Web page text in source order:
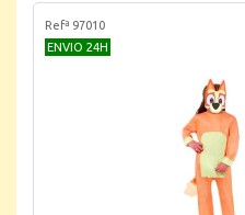
Refª 97010
ENVIO 24H